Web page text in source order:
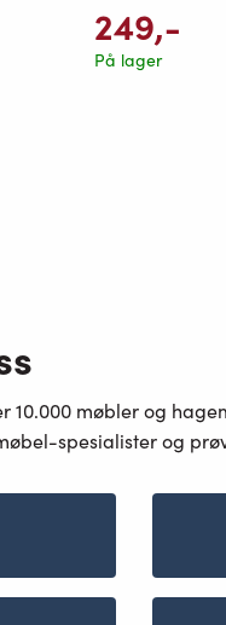
249,-
På lager
10.000 møbler og
spesialister og